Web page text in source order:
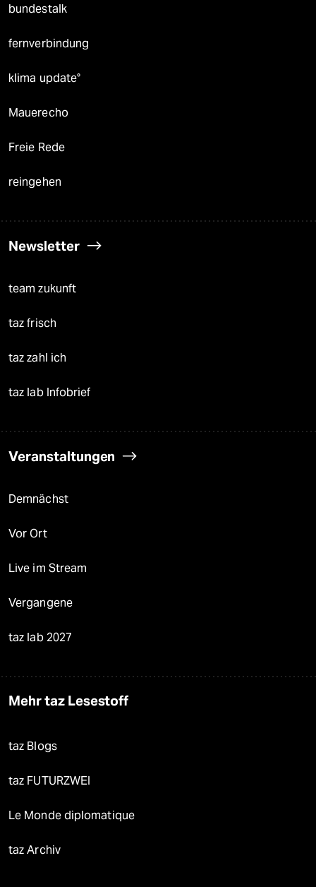
bundestalk
fernverbindung
klima update°
Mauerecho
Freie Rede
reingehen
Newsletter
team zukunft
taz frisch
taz zahl ich
taz lab Infobrief
Veranstaltungen
Demnächst
Vor Ort
Live im Stream
Vergangene
taz lab 2027
Mehr taz Lesestoff
taz Blogs
taz FUTURZWEI
Le Monde diplomatique
taz Archiv